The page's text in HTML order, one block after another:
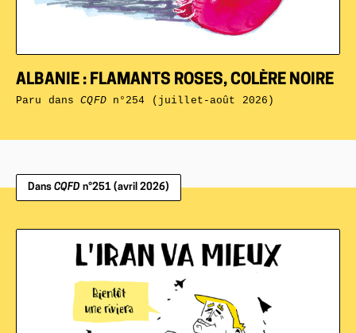
ALBANIE : FLAMANTS ROSES, COLÈRE NOIRE
Paru dansCQFDn°254 (juillet-août 2026)
Dans CQFD n°251 (avril 2026)